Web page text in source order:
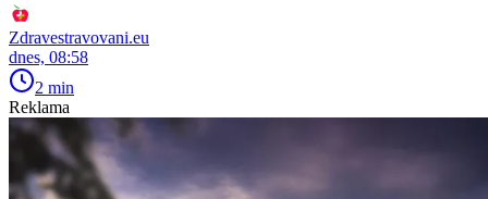
Zdravestravovani.eu
dnes, 08:58
2 min
Reklama